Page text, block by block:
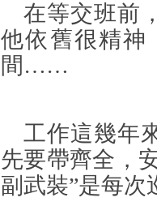
在等交班前
他依舊很精神
間……
工作這幾年
先要帶齊全，
副武裝”是每次